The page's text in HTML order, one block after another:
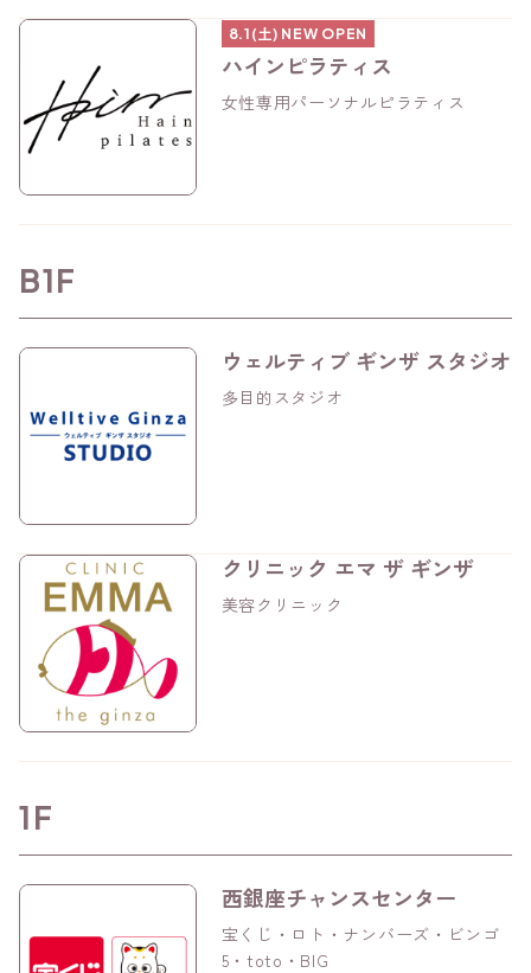
8.1(土) NEW OPEN
ハインピラティス
女性専用パーソナルピラティス
B1F
ウェルティブ ギンザ スタジオ
多目的スタジオ
クリニック エマ ザ ギンザ
美容クリニック
1F
西銀座チャンスセンター
宝くじ・ロト・ナンバーズ・ビンゴ
5・toto・BIG